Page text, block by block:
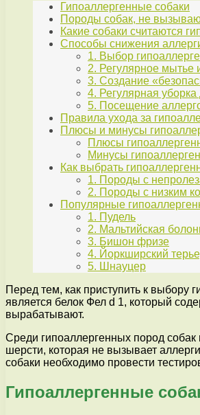
Гипоаллергенные собаки
Породы собак, не
Какие собаки считаются
Способы снижения
1. Выбор
2. Регулярное мытье
3. Создание
4. Регулярная
5. Посещение
Правила ухода за
Плюсы и минусы
Плюсы
Минусы
Как выбрать
1. Породы с
2. Породы с низким
Популярные
1. Пудель
2. Мальтийская
3. Бишон фризе
4. Йоркширский
5. Шнауцер
Перед тем, как приступить к выбору
является белок Фел d 1, который
вырабатывают.
Среди гипоаллергенных пород
шерсти, которая не вызывает
собаки необходимо провести
Гипоаллергенные